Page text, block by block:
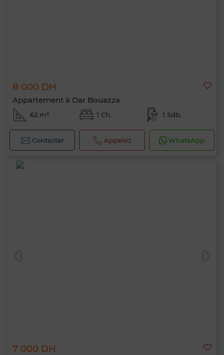
8 000 DH
Appartement à Dar Bouazza
62 m² 1 Ch. 1 Sdb.
Contacter Appelez WhatsApp
7 000 DH